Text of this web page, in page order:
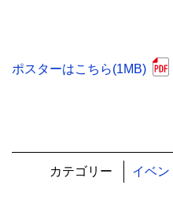
ポスターはこちら(1MB)
カテゴリー イベン